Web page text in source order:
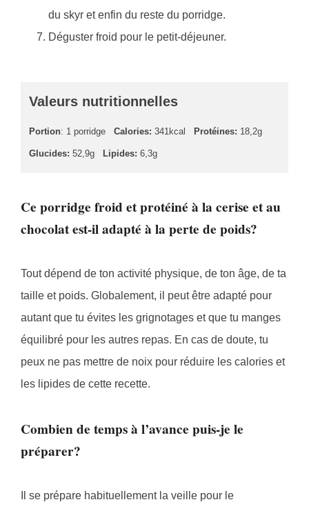
du skyr et enfin du reste du porridge.
Déguster froid pour le petit-déjeuner.
Valeurs nutritionnelles
Portion: 1 porridge Calories: 341kcal Protéines: 18,2g
Glucides: 52,9g Lipides: 6,3g
Ce porridge froid et protéiné à la cerise et au
chocolat est-il adapté à la perte de poids?
Tout dépend de ton activité physique, de ton âge, de ta
taille et poids. Globalement, il peut être adapté pour
autant que tu évites les grignotages et que tu manges
équilibré pour les autres repas. En cas de doute, tu
peux ne pas mettre de noix pour réduire les calories et
les lipides de cette recette.
Combien de temps à l’avance puis-je le
préparer?
Il se prépare habituellement la veille pour le